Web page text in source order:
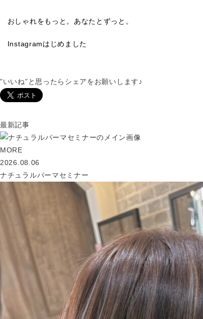
おしゃれをもっと。あなたとずっと。
Instagramはじめました
”いいね”と思ったらシェアをお願いします♪
最新記事
MORE
2026.08.06
ナチュラルパーマセミナー